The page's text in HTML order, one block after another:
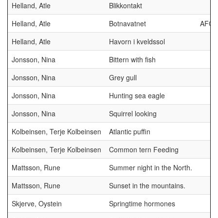
Helland, Atle
Blikkontakt
Helland, Atle
Botnavatnet
Helland, Atle
Havorn i kveldssol
Jonsson, Nina
Bittern with fish
Jonsson, Nina
Grey gull
Jonsson, Nina
Hunting sea eagle
Jonsson, Nina
Squirrel looking
Kolbeinsen, Terje Kolbeinsen
Atlantic puffin
Kolbeinsen, Terje Kolbeinsen
Common tern Feeding
Mattsson, Rune
Summer night in the North.
Mattsson, Rune
Sunset in the mountains.
Skjerve, Oystein
Springtime hormones